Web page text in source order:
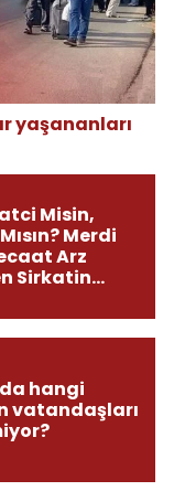
yaşananları
Misin,
Merdi
Arz
Sirkatin
hangi
vatandaşları